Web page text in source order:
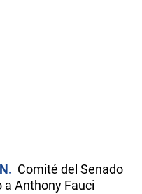
Comité del Senado
a Anthony Fauci